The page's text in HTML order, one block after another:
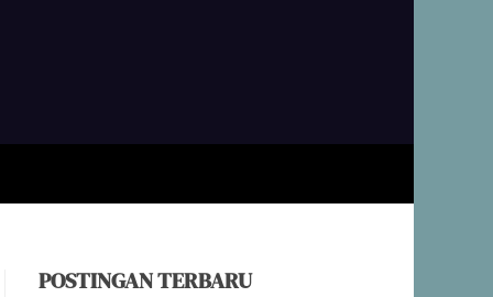
Fakta dan Analisis untuk Keputusan
POSTINGAN TERBARU